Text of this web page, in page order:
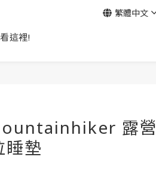
這裡!
繁體中文
露營
睡墊